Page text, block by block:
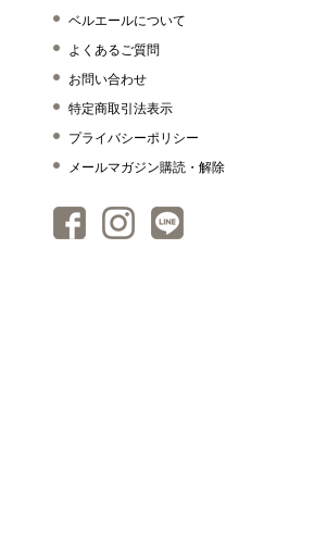
ベルエールについて
よくあるご質問
お問い合わせ
特定商取引法表示
プライバシーポリシー
メールマガジン購読・解除